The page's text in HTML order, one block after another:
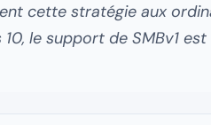
cette stratégie aux
le support de SMBv1